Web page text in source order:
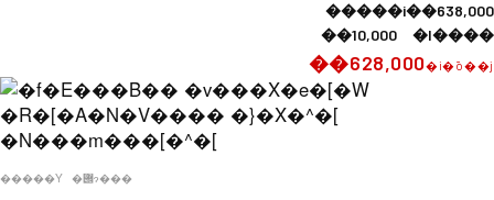
�����i��638,000
��10,000 �l����
��628,000�i�ō��j
�����Y �݌ɂ���